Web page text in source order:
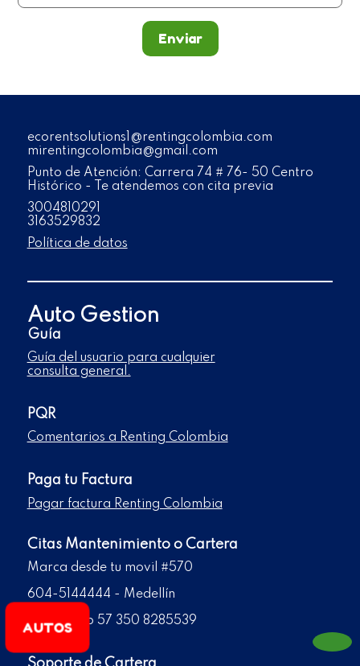
AUTOS
Enviar
ecorentsolutions1@rentingcolombia.com
mirentingcolombia@gmail.com
Punto de Atención: Carrera 74 # 76- 50 Centro
Histórico - Te atendemos con cita previa
3004810291
3163529832
Política de datos
Auto Gestion
Guía
Guía del usuario para cualquier
consulta general.
PQR
Comentarios a Renting Colombia
Paga tu Factura
Pagar factura Renting Colombia
Citas Mantenimiento o Cartera
Marca desde tu movil #570
604-5144444 - Medellín
WhatsApp 57 350 8285539